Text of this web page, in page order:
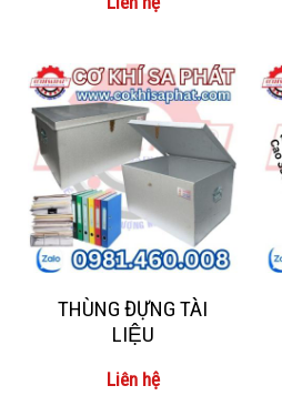
THÙNG ĐỰNG TÀI
LIỆU
Liên hệ